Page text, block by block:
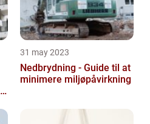
31 may 2023
Nedbrydning - Guide til at
minimere miljøpåvirkning